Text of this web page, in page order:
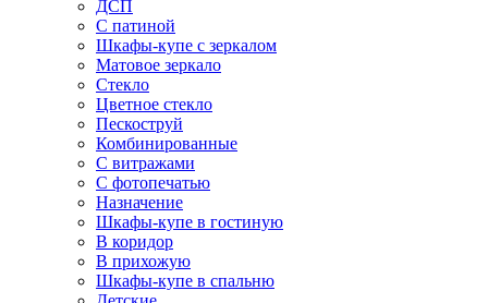
ДСП
С патиной
Шкафы-купе с зеркалом
Матовое зеркало
Стекло
Цветное стекло
Пескоструй
Комбинированные
С витражами
С фотопечатью
Назначение
Шкафы-купе в гостиную
В коридор
В прихожую
Шкафы-купе в спальню